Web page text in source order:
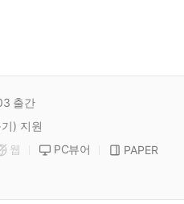
출간
) 지원
웹 PC뷰어 PAPER